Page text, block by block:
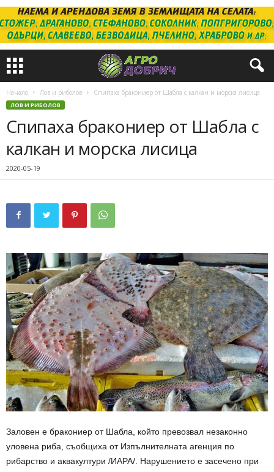
Начало Лов и риболов Спипаха бракониер от Шабла с калкан и морска лисица
ЛОВ И РИБОЛОВ
Спипаха бракониер от Шабла с
калкан и морска лисица
2020-05-19
Заловен е бракониер от Шабла, който превозвал незаконно
уловена риба, съобщиха от Изпълнителната агенция по
рибарство и аквакултури /ИАРА/. Нарушението е засечено при